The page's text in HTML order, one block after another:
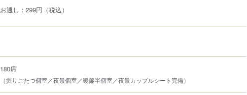
お通し：299円（税込）
180席
（掘りごたつ個室／夜景個室／暖簾半個室／夜景カップルシート完備）